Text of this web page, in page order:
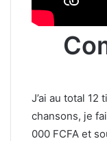
J’ai au total
chansons, je
000 FCFA et